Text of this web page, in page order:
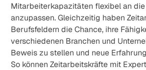
Mitarbeiterkapazitäten flexibel an
anzupassen. Gleichzeitig haben
Berufsfeldern die Chance, ihre
verschiedenen Branchen und
Beweis zu stellen und neue
So können Zeitarbeitskräfte mit